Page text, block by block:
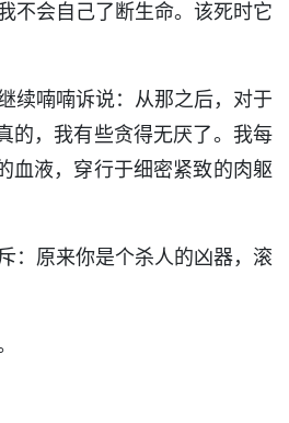
会自己了断生命。该死时它
喃喃诉说：从那之后，对于
的，我有些贪得无厌了。我每
血液，穿行于细密紧致的肉躯
原来你是个杀人的凶器，滚